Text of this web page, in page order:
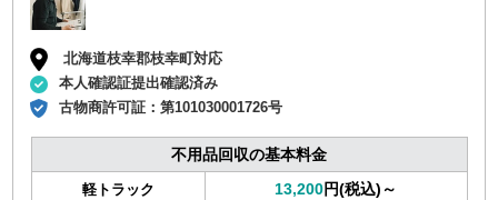
北海道枝幸郡枝幸町対応
本人確認証提出確認済み
古物商許可証：第101030001726号
不用品回収の基本料金
軽トラック 13,200円(税込)～